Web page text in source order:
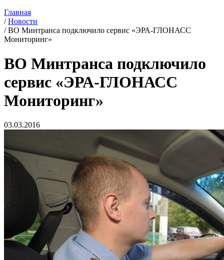
Главная
/Новости
/ВО Минтранса подключило сервис «ЭРА-ГЛОНАСС
Мониторинг»
ВО Минтранса подключило
сервис «ЭРА-ГЛОНАСС
Мониторинг»
03.03.2016